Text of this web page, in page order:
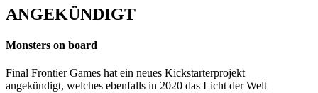
ANGEKÜNDIGT
Monsters on board
Final Frontier Games hat ein neues Kickstarterprojekt
angekündigt, welches ebenfalls in 2020 das Licht der Welt